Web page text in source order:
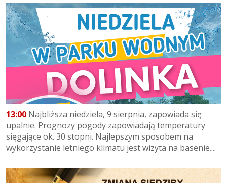
13:00 Najbliższa niedziela, 9 sierpnia, zapowiada się
upalnie. Prognozy pogody zapowiadają temperatury
sięgające ok. 30 stopni. Najlepszym sposobem na
wykorzystanie letniego klimatu jest wizyta na basenie....